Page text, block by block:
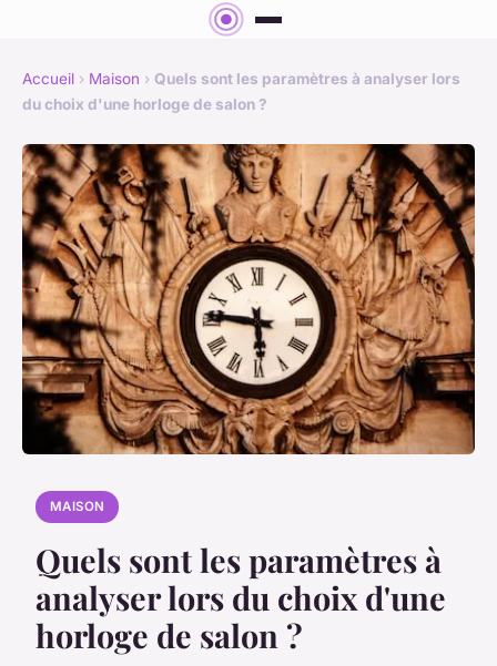
Accueil › Maison › Quels sont les paramètres à analyser lors
du choix d'une horloge de salon ?
MAISON
Quels sont les paramètres à
analyser lors du choix d'une
horloge de salon ?